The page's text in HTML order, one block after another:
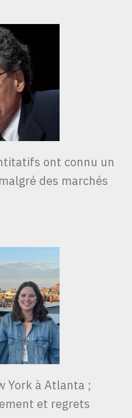
ont connu un
des marchés
York à Atlanta ;
et regrets